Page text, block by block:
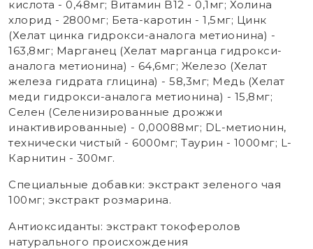
кислота - 0,48мг; Витамин B12 - 0,1мг; Холина
хлорид - 2800мг; Бета-каротин - 1,5мг; Цинк
(Хелат цинка гидрокси-аналога метионина) -
163,8мг; Марганец (Хелат марганца гидрокси-
аналога метионина) - 64,6мг; Железо (Хелат
железа гидрата глицина) - 58,3мг; Медь (Хелат
меди гидрокси-аналога метионина) - 15,8мг;
Селен (Селенизированные дрожжи
инактивированные) - 0,00088мг; DL-метионин,
технически чистый - 6000мг; Таурин - 1000мг; L-
Карнитин - 300мг.
Специальные добавки: экстракт зеленого чая
100мг; экстракт розмарина.
Антиоксиданты: экстракт токоферолов
натурального происхождения